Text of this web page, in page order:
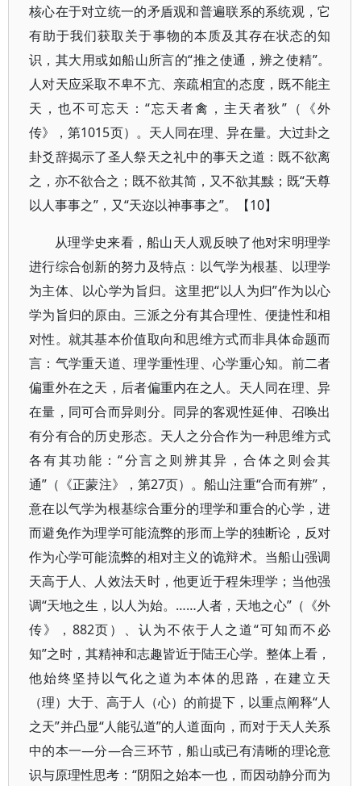
核心在于对立统一的矛盾观和普遍联系的系统观，它
有助于我们获取关于事物的本质及其存在状态的知
识，其大用或如船山所言的“推之使通，辨之使精”。
人对天应采取不卑不亢、亲疏相宜的态度，既不能主
天，也不可忘天：“忘天者禽，主天者狄”（《外
传》，第1015页）。天人同在理、异在量。大过卦之
卦爻辞揭示了圣人祭天之礼中的事天之道：既不欲离
之，亦不欲合之；既不欲其简，又不欲其黩；既“天尊
以人事事之”，又“天迩以神事事之”。【10】
从理学史来看，船山天人观反映了他对宋明理学
进行综合创新的努力及特点：以气学为根基、以理学
为主体、以心学为旨归。这里把“以人为归”作为以心
学为旨归的原由。三派之分有其合理性、便捷性和相
对性。就其基本价值取向和思维方式而非具体命题而
言：气学重天道、理学重性理、心学重心知。前二者
偏重外在之天，后者偏重内在之人。天人同在理、异
在量，同可合而异则分。同异的客观性延伸、召唤出
有分有合的历史形态。天人之分合作为一种思维方式
各有其功能：“分言之则辨其异，合体之则会其
通”（《正蒙注》，第27页）。船山注重“合而有辨”，
意在以气学为根基综合重分的理学和重合的心学，进
而避免作为理学可能流弊的形而上学的独断论，反对
作为心学可能流弊的相对主义的诡辩术。当船山强调
天高于人、人效法天时，他更近于程朱理学；当他强
调“天地之生，以人为始。……人者，天地之心”（《外
传》，882页）、认为不依于人之道“可知而不必
知”之时，其精神和志趣皆近于陆王心学。整体上看，
他始终坚持以气化之道为本体的思路，在建立天
（理）大于、高于人（心）的前提下，以重点阐释“人
之天”并凸显“人能弘道”的人道面向，而对于天人关系
中的本一—分—合三环节，船山或已有清晰的理论意
识与原理性思考：“阴阳之始本一也，而因动静分而为